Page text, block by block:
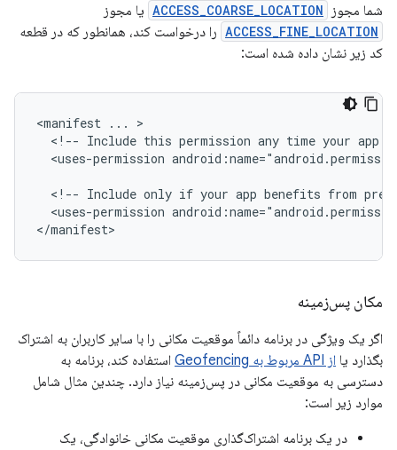
شما مجوز
ACCESS_COARSE_LOCATION یا مجوز
ACCESS_FINE_LOCATION را درخواست کند، همانطور که در قطعه
کد زیر نشان داده شده است:
<manifest ...
<!-- Include this permission any time your app
<uses-permission
<!-- Include only if your app benefits from
<uses-permission
</manifest>
مکان پس‌زمینه
اگر یک ویژگی در برنامه دائماً موقعیت مکانی را با سایر کاربران به اشتراک
بگذارد یا از API مربوط به Geofencing
استفاده کند، برنامه به
دسترسی به موقعیت مکانی در پس‌زمینه نیاز دارد. چندین مثال شامل
موارد زیر است:
در یک برنامه اشتراک‌گذاری موقعیت مکانی خانوادگی، یک